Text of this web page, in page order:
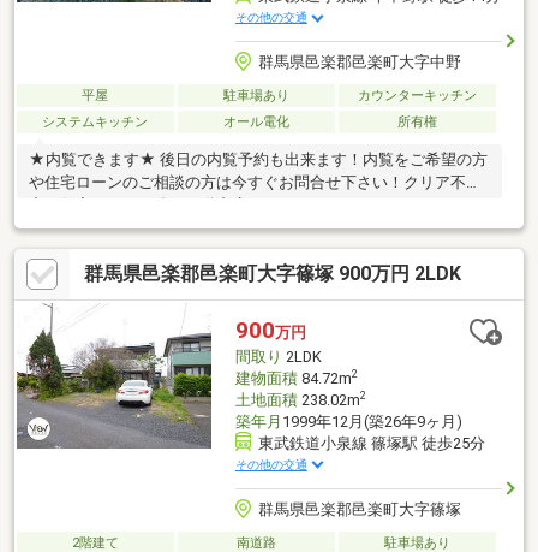
その他の交通
群馬県邑楽郡邑楽町大字中野
平屋 駐車場あり
カウンターキッチン
システムキッチン
オール電化 所有権
★内覧できます★ 後日の内覧予約も出来ます！内覧をご希望の方
や住宅ローンのご相談の方は今すぐお問合せ下さい！クリア不動
群馬県邑楽郡邑楽町大字篠塚 900万円 2LDK
900万円
間取り 2LDK
建物面積84.72m2
土地面積238.02m2
築年月 1999年12月(築26年9ヶ月)
東武鉄道小泉線 篠塚駅 徒歩25分
その他の交通
群馬県邑楽郡邑楽町大字篠塚
2階建て 南道路
駐車場あり